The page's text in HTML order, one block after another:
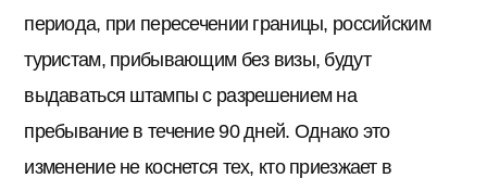
периода, при пересечении границы, российским
туристам, прибывающим без визы, будут
выдаваться штампы с разрешением на
пребывание в течение 90 дней. Однако это
изменение не коснется тех, кто приезжает в